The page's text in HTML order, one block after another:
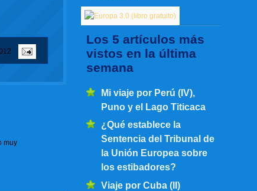
Los 5 artículos más
vistos en la última
semana
Mi viaje por Perú (IV),
Puno y el Lago Titicaca
¿Qué establece la
Sentencia del Tribunal de
la Unión Europea sobre
los estibadores?
Viaje por Cuba (II)
muy